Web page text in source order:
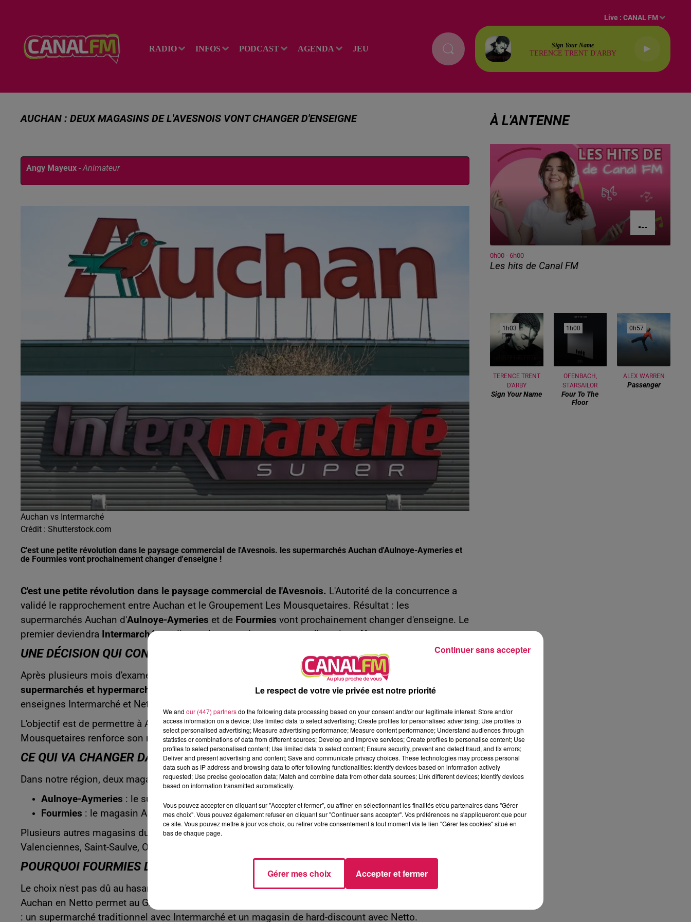
RADIO INFOS PODCAST AGENDA JEU
Live :CANAL FM
Sign Your Name
TERENCE TRENT D'ARBY
AUCHAN : DEUX MAGASINS DE L'AVESNOIS VONT CHANGER D'ENSEIGNE
Angy Mayeux -Animateur
Auchan vs Intermarché
Crédit : Shutterstock.com
C'est une petite révolution dans le paysage commercial de l'Avesnois. les supermarchés Auchan d'Aulnoye-Aymeries et
de Fourmies vont prochainement changer d'enseigne !
C'est une petite révolution dans le paysage commercial de l'Avesnois. L'Autorité de la concurrence a
validé le rapprochement entre Auchan et le Groupement Les Mousquetaires. Résultat : les
supermarchés Auchan d'Aulnoye-Aymeries et de Fourmies vont prochainement changer d'enseigne. Le
premier deviendra Intermarché, tandis que le second passera sous l'enseigneNetto.
UNE DÉCISION QUI CONCERNE 167 MAGASINS EN FRANCE
Après plusieurs mois d'examen, l'Autorité de la concurrence a autorisé le transfert de167
supermarchés et hypermarchés Auchan
vers le Groupement Les Mousquetaires, propriétaire des
enseignes Intermarché et Netto.
L'objectif est de permettre à Auchan de poursuivre sa réorganisation, tandis que le Groupement Les
Mousquetaires renforce son maillage commercial sur le territoire.
CE QUI VA CHANGER DANS L'AVESNOIS
Dans notre région, deux magasins sont directement concernés :
Aulnoye-Aymeries : le supermarché Auchan deviendra un
Fourmies : le magasin Auchan adoptera l'enseigneNetto.
Plusieurs autres magasins du Nord évolueront également vers Intermarché, notamment à
Valenciennes, Saint-Saulve, Orchies, Lesquin et Mouvaux.
POURQUOI FOURMIES DEVIENT UN NETTO ?
Le choix n'est pas dû au hasard. Fourmies possède déjà un magasin Intermarché. Transformer l'actuel
Auchan en Netto permet au Groupement Les Mousquetaires de proposer deux offres complémentaires
: un supermarché traditionnel avec Intermarché et un magasin de hard-discount avec Netto.
À L'ANTENNE
19h00 - 20h00
EVA le soir
20h00 - 22h00
Les hits de Canal FM
0h00 - 6h00
Les hits de Canal FM
1h03
1h03
TERENCE TRENT
D'ARBY
Sign Your Name
1h00
1h00
OFENBACH,
STARSAILOR
Four To The
Floor
0h57
0h57
ALEX WARREN
Passenger
Le respect de votre vie privée est notre priorité
We and our (447) partnersdo the following data processing based on your consent and/or our legitimate interest: Store and/or
access information on a device; Use limited data to select advertising; Create profiles for personalised advertising; Use profiles to
select personalised advertising; Measure advertising performance; Measure content performance; Understand audiences through
statistics or combinations of data from different sources; Develop and improve services; Create profiles to personalise content; Use
profiles to select personalised content; Use limited data to select content; Ensure security, prevent and detect fraud, and fix errors;
Deliver and present advertising and content; Save and communicate privacy choices. These technologies may process personal
data such as IP address and browsing data to offer following functionalities: Identify devices based on information actively
requested; Use precise geolocation data; Match and combine data from other data sources; Link different devices; Identify devices
based on information transmitted automatically.
Vous pouvez accepter en cliquant sur "Accepter et fermer", ou affiner en sélectionnant les finalités et/ou partenaires dans "Gérer
mes choix". Vous pouvez également refuser en cliquant sur "Continuer sans accepter". Vos préférences ne s'appliqueront que pour
ce site. Vous pouvez mettre à jour vos choix, ou retirer votre consentement à tout moment via le lien "Gérer les cookies" situé en
bas de chaque page.
Gérer mes choix Accepter et fermer
Continuer sans accepter